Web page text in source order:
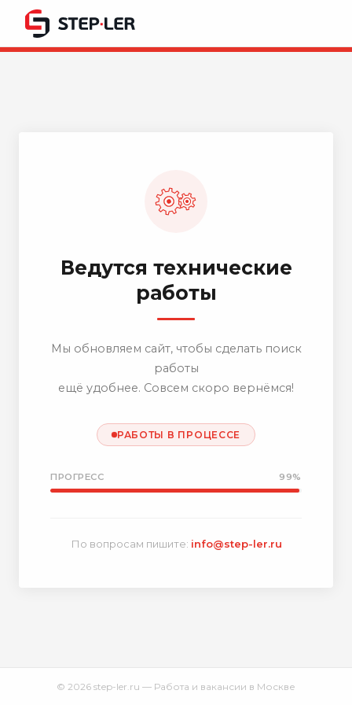
Ведутся технические
работы
Мы обновляем сайт, чтобы сделать поиск
работы
ещё удобнее. Совсем скоро вернёмся!
РАБОТЫ В ПРОЦЕССЕ
ПРОГРЕСС 99%
По вопросам пишите: info@step-ler.ru
© 2026 step-ler.ru — Работа и вакансии в Москве